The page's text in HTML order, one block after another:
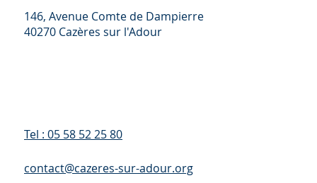
146, Avenue Comte de Dampierre
40270 Cazères sur l'Adour
Tel : 05 58 52 25 80
contact@cazeres-sur-adour.org